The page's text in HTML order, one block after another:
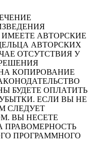
АВТОРСКИЕ
АВТОРСКИХ
ОТСУТСТВИЯ У
КОПИРОВАНИЕ
БУДЕТЕ ОПЛАТИТЬ
ЕСЛИ ВЫ НЕ
СЛЕДУЕТ
ВЫ НЕСЕТЕ
ПРАВОМЕРНОСТЬ
ПРОГРАММНОГО